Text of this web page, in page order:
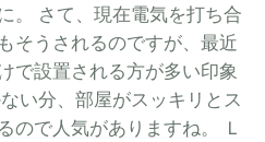
。 さて、現在電気を打ち合
そうされるのですが、最近
で設置される方が多い印象
い分、部屋がスッキリとス
ので人気がありますね。 Ｌ